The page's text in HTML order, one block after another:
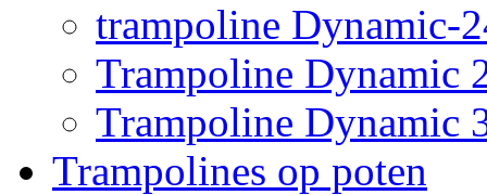
trampoline Dynamic-
Trampoline Dynamic
Trampoline Dynamic
Trampolines op poten